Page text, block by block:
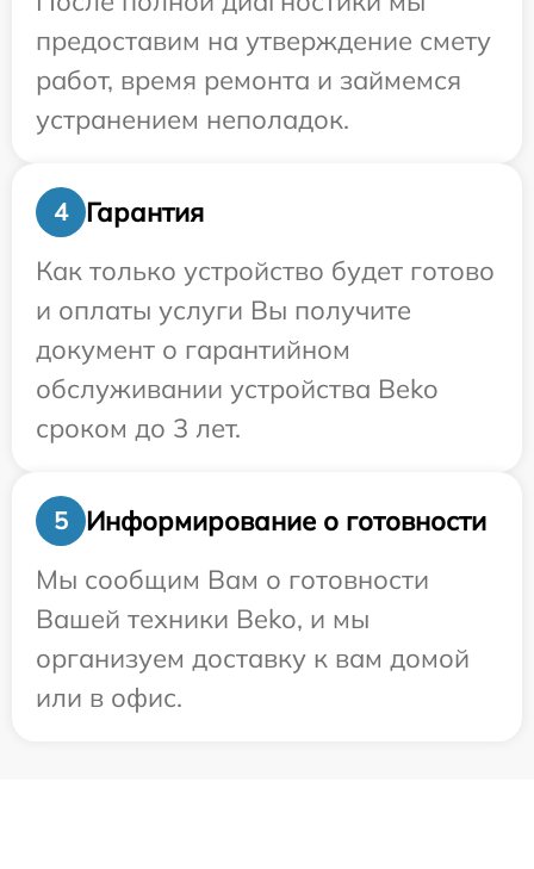
предоставим на утверждение смету
работ, время ремонта и займемся
устранением неполадок.
4
Гарантия
Как только устройство будет готово
и оплаты услуги Вы получите
документ о гарантийном
обслуживании устройства Beko
сроком до 3 лет.
5
Информирование о готовности
Мы сообщим Вам о готовности
Вашей техники Beko, и мы
организуем доставку к вам домой
или в офис.